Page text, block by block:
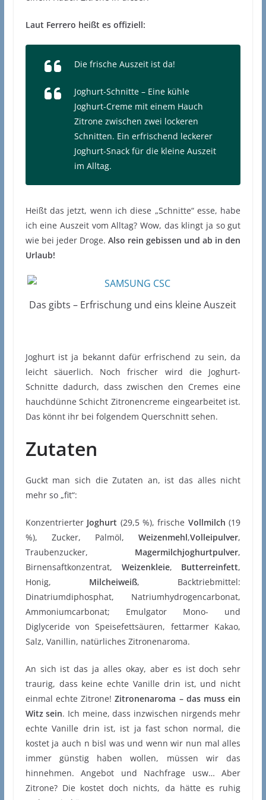
Laut Ferrero heißt es offiziell:
Die frische Auszeit ist da!
Joghurt-Schnitte – Eine kühle
Joghurt-Creme mit einem Hauch
Zitrone zwischen zwei lockeren
Schnitten. Ein erfrischend leckerer
Joghurt-Snack für die kleine Auszeit
im Alltag.
Heißt das jetzt, wenn ich diese „Schnitte“ esse, habe
ich eine Auszeit vom Alltag? Wow, das klingt ja so gut
wie bei jeder Droge. Also rein gebissen und ab in den
Urlaub!
Das gibts – Erfrischung und eins kleine Auszeit
Joghurt ist ja bekannt dafür erfrischend zu sein, da
leicht säuerlich. Noch frischer wird die Joghurt-
Schnitte dadurch, dass zwischen den Cremes eine
hauchdünne Schicht Zitronencreme eingearbeitet ist.
Das könnt ihr bei folgendem Querschnitt sehen.
Zutaten
Guckt man sich die Zutaten an, ist das alles nicht
mehr so „fit“:
Konzentrierter Joghurt (29,5 %), frische Vollmilch (19
%), Zucker, Palmöl,Weizenmehl,Volleipulver,
Traubenzucker, Magermilchjoghurtpulver,
Birnensaftkonzentrat, Weizenkleie, Butterreinfett,
Honig, Milcheiweiß, Backtriebmittel:
Dinatriumdiphosphat, Natriumhydrogencarbonat,
Ammoniumcarbonat; Emulgator Mono- und
Diglyceride von Speisefettsäuren, fettarmer Kakao,
Salz, Vanillin, natürliches Zitronenaroma.
An sich ist das ja alles okay, aber es ist doch sehr
traurig, dass keine echte Vanille drin ist, und nicht
einmal echte Zitrone!Zitronenaroma – das muss ein
Witz sein. Ich meine, dass inzwischen nirgends mehr
echte Vanille drin ist, ist ja fast schon normal, die
kostet ja auch n bisl was und wenn wir nun mal alles
immer günstig haben wollen, müssen wir das
hinnehmen. Angebot und Nachfrage usw… Aber
Zitrone? Die kostet doch nichts, da hätte es ruhig